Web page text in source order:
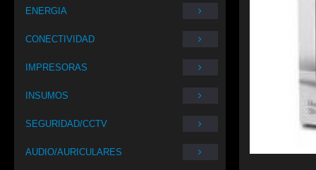
ENERGIA
CONECTIVIDAD
IMPRESORAS
INSUMOS
SEGURIDAD/CCTV
AUDIO/AURICULARES